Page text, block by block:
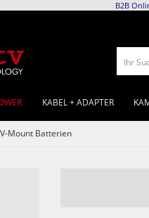
B2B
Ihr
KABEL + ADAPTER
V-Mount Batterien